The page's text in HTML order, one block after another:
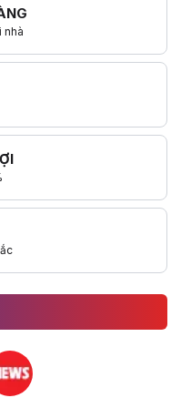
nhà
TikTok